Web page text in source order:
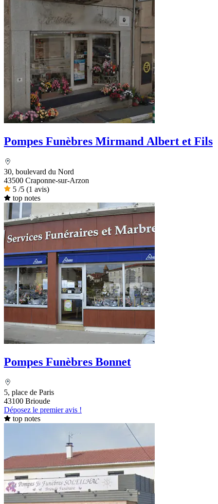
Pompes Funèbres Mirmand Albert et Fils
30, boulevard du Nord
43500 Craponne-sur-Arzon
5 /5 (1 avis)
top notes
Pompes Funèbres Bonnet
5, place de Paris
43100 Brioude
Déposez le premier avis !
top notes